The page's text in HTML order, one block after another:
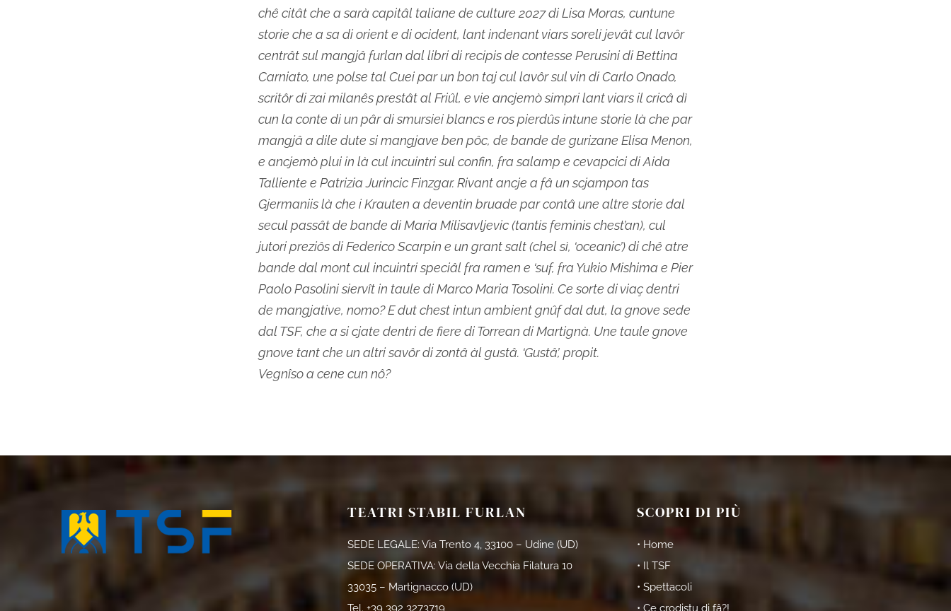
chê citât che a sarà capitâl taliane de culture 2027 di Lisa Moras, cuntune
storie che a sa di orient e di ocident, lant indenant viars soreli jevât cul lavôr
centrât sul mangjâ furlan dal libri di recipis de contesse Perusini di Bettina
Carniato, une polse tal Cuei par un bon taj cul lavôr sul vin di Carlo Onado,
scritôr di zai milanês prestât al Friûl, e vie ancjemò simpri lant viars il cricâ dì
cun la conte di un pâr di smursiei blancs e ros pierdûs intune storie là che par
mangjâ a dile dute si mangjave ben pôc, de bande de gurizane Elisa Menon,
e ancjemò plui in là cul incuintri sul confin, fra salamp e cevapcici di Aida
Talliente e Patrizia Jurincic Finzgar. Rivant ancje a fâ un scjampon tas
Gjermaniis là che i Krauten a deventin bruade par contâ une altre storie dal
secul passât de bande di Maria Milisavljevic (tantis feminis chest’an), cul
jutori preziôs di Federico Scarpin e un grant salt (chel sì, ‘oceanic’) di chê atre
bande dal mont cul incuintri speciâl fra ramen e ‘suf, fra Yukio Mishima e Pier
Paolo Pasolini siervît in taule di Marco Maria Tosolini. Ce sorte di viaç dentri
de mangjative, nomo? E dut chest intun ambient gnûf dal dut, la gnove sede
dal TSF, che a si cjate dentri de fiere di Torrean di Martignà. Une taule gnove
gnove tant che un altri savôr di zontâ àl gustâ. ‘Gustâ’, propit.
Vegnîso a cene cun nô?
TEATRI STABIL FURLAN
SEDE LEGALE: Via Trento 4, 33100 – Udine (UD)
SEDE OPERATIVA: Via della Vecchia Filatura 10
33035 – Martignacco (UD)
SCOPRI DI PIÙ
• Home
• Il TSF
• Spettacoli